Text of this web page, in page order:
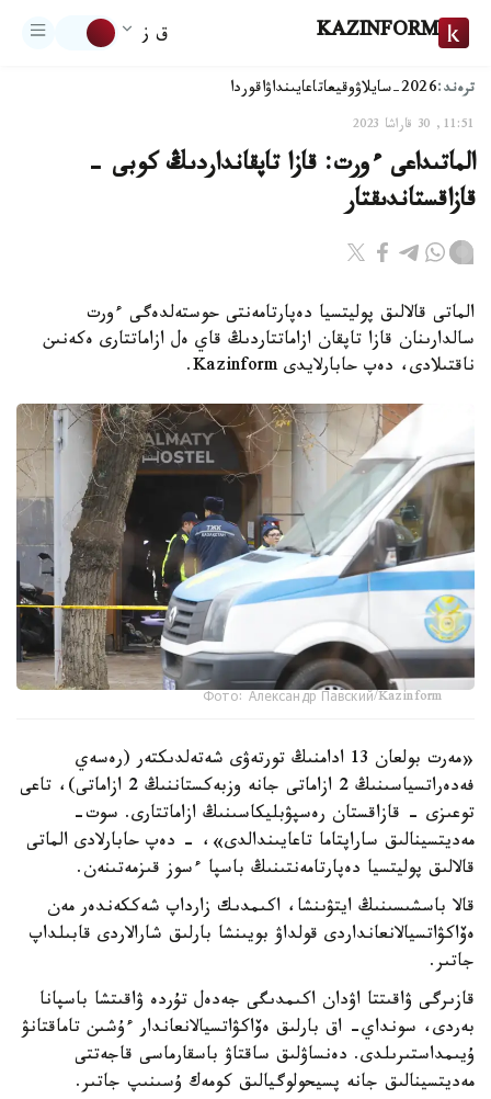
KAZINFORM ق ز
ترەند:2026-سايلاۋ وقيعاتاعايىنداۋاقوردا
11:51, 30 قاراشا 2023
الماتىداعى ءورت: قازا تاپقانداردىڭ كوبى -
قازاقستاندىقتار
الماتى قالالىق پوليتسيا دەپارتامەنتى حوستەلدەگى ءورت
سالدارىنان قازا تاپقان ازاماتتاردىڭ قاي ەل ازاماتتارى ەكەنىن
ناقتىلادى، دەپ حابارلايدى Kazinform.
Фото: Александр Павский/Kazinform
«مەرت بولعان 13 ادامنىڭ تورتەۋى شەتەلدىكتەر (رەسەي
فەدەراتسياسىنىڭ 2 ازاماتى جانە وزبەكستاننىڭ 2 ازاماتى)، تاعى
توعىزى - قازاقستان رەسپۋبليكاسىنىڭ ازاماتتارى. سوت-
مەديتسينالىق ساراپتاما تاعايىندالدى»، - دەپ حابارلادى الماتى
قالالىق پوليتسيا دەپارتامەنتىنىڭ باسپا ءسوز قىزمەتىنەن.
قالا باسشىسىنىڭ ايتۋىنشا، اكىمدىك زارداپ شەككەندەر مەن
ەۆاكۋاتسيالانعانداردى قولداۋ بويىنشا بارلىق شارالاردى قابىلداپ
جاتىر.
قازىرگى ۋاقىتتا اۋدان اكىمدىگى جەدەل تۇردە ۋاقىتشا باسپانا
بەردى، سونداي- اق بارلىق ەۆاكۋاتسيالانعاندار ءۇشىن تاماقتانۋ
ۇيىمداستىرىلدى. دەنساۋلىق ساقتاۋ باسقارماسى قاجەتتى
مەديتسينالىق جانە پسيحولوگيالىق كومەك ۇسىنىپ جاتىر.